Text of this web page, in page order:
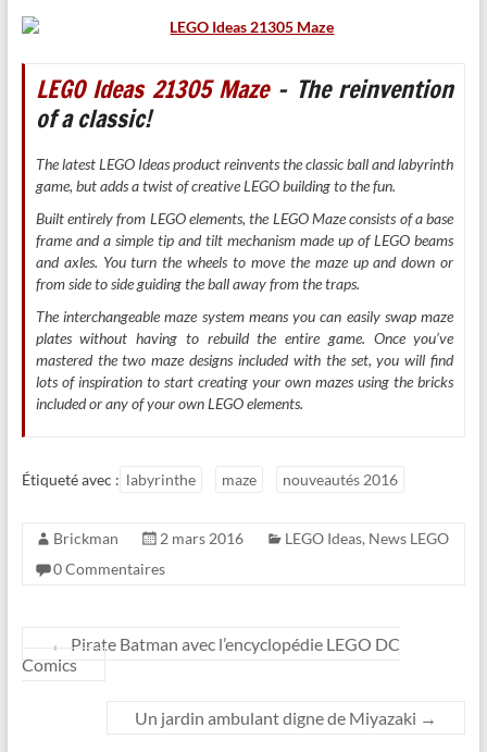
LEGO Ideas 21305 Maze– The reinvention
of a classic!
The latest LEGO Ideas product reinvents the classic ball and labyrinth
game, but adds a twist of creative LEGO building to the fun.
Built entirely from LEGO elements, the LEGO Maze consists of a base
frame and a simple tip and tilt mechanism made up of LEGO beams
and axles. You turn the wheels to move the maze up and down or
from side to side guiding the ball away from the traps.
The interchangeable maze system means you can easily swap maze
plates without having to rebuild the entire game. Once you’ve
mastered the two maze designs included with the set, you will find
lots of inspiration to start creating your own mazes using the bricks
included or any of your own LEGO elements.
Étiqueté avec : labyrinthe maze nouveautés 2016
Brickman 2 mars 2016 LEGO Ideas, News LEGO
0 Commentaires
←
Pirate Batman avec l’encyclopédie LEGO DC
Comics
Un jardin ambulant digne de Miyazaki →